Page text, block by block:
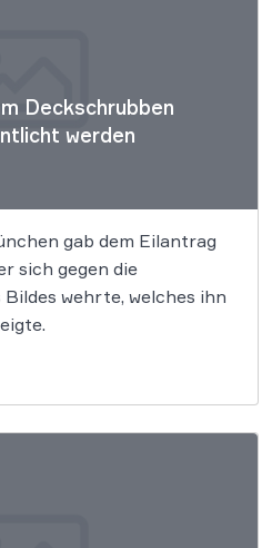
Deckschrubben
werden
gab dem Eilantrag
sich gegen die
wehrte, welches ihn